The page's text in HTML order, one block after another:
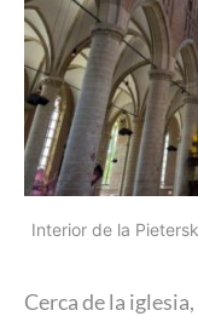
Interior de la
Cerca de la